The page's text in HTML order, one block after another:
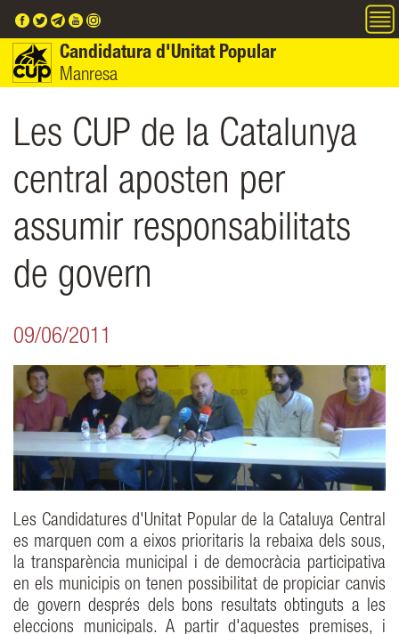
Candidatura d'Unitat Popular
Manresa
Les CUP de la Catalunya
central aposten per
assumir responsabilitats
de govern
09/06/2011
Les Candidatures d'Unitat Popular de la Cataluya Central
es marquen com a eixos prioritaris la rebaixa dels sous,
la transparència municipal i de democràcia participativa
en els municipis on tenen possibilitat de propiciar canvis
de govern després dels bons resultats obtinguts a les
eleccions municipals. A partir d'aquestes premises, i